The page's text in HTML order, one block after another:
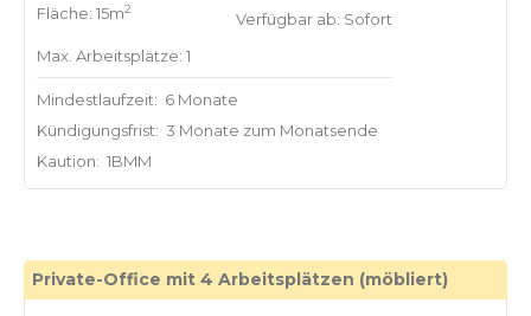
Fläche: 15m2
Max. Arbeitsplätze: 1
Verfügbar ab: Sofort
Mindestlaufzeit: 6 Monate
Kündigungsfrist: 3 Monate zum Monatsende
Kaution: 1BMM
Private-Office mit 4 Arbeitsplätzen (möbliert)